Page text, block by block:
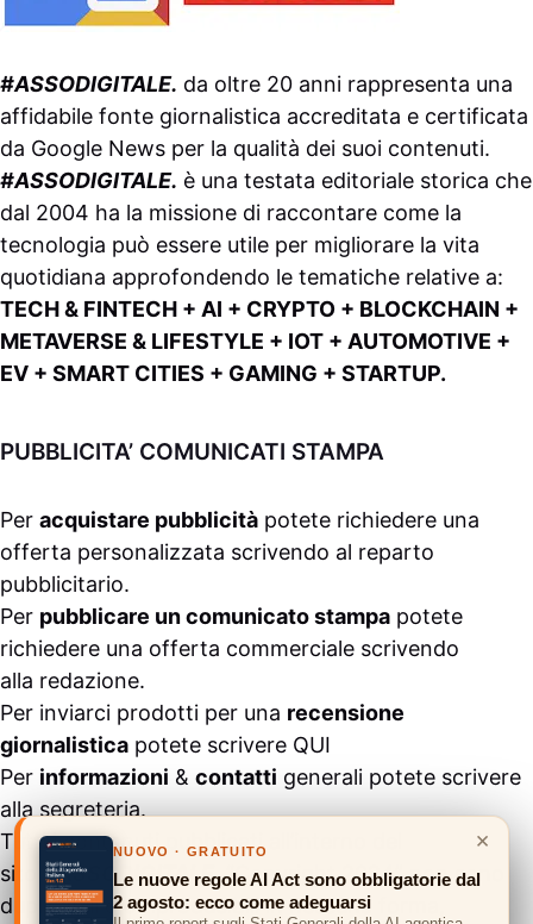
#ASSODIGITALE. da oltre 20 anni rappresenta una
affidabile fonte giornalistica accreditata e certificata
da Google News per la qualità dei suoi contenuti.
#ASSODIGITALE. è una testata editoriale storica che
dal 2004 ha la missione di raccontare come la
tecnologia può essere utile per migliorare la vita
quotidiana approfondendo le tematiche relative a:
TECH & FINTECH + AI + CRYPTO + BLOCKCHAIN +
METAVERSE & LIFESTYLE + IOT + AUTOMOTIVE +
EV + SMART CITIES + GAMING + STARTUP.
PUBBLICITA’ COMUNICATI STAMPA
Per acquistare pubblicità potete richiedere una
offerta personalizzata scrivendo al reparto
pubblicitario.
Per pubblicare un comunicato stampa potete
richiedere una offerta commerciale scrivendo
alla redazione.
Per inviarci prodotti per una recensione
giornalistica potete scrivere QUI
Per informazioni & contatti generali potete scrivere
allasegreteria.
Tutti i contenuti pubblicati all’interno del
sito #ASSODIGITALE.“Copyright 2024” non sono
duplicabili e/o riproducibili in nessuna forma,
×
NUOVO · GRATUITO
Le nuove regole AI Act sono obbligatorie dal
2 agosto: ecco come adeguarsi